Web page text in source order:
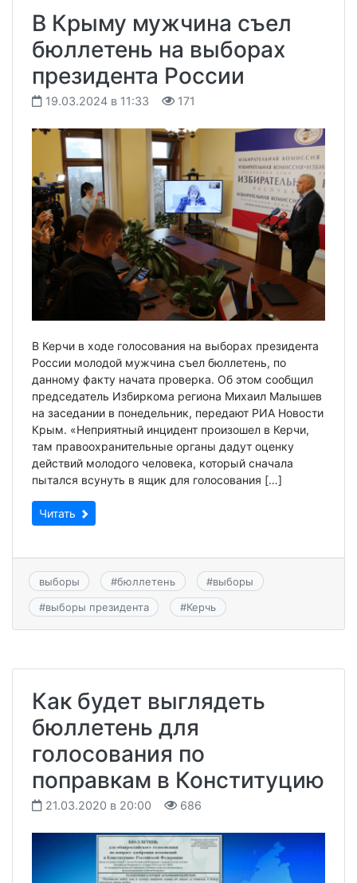
В Крыму мужчина съел
бюллетень на выборах
президента России
19.03.2024 в 11:33 171
В Керчи в ходе голосования на выборах президента
России молодой мужчина съел бюллетень, по
данному факту начата проверка. Об этом сообщил
председатель Избиркома региона Михаил Малышев
на заседании в понедельник, передают РИА Новости
Крым. «Неприятный инцидент произошел в Керчи,
там правоохранительные органы дадут оценку
действий молодого человека, который сначала
пытался всунуть в ящик для голосования […]
Читать
выборы #бюллетень #выборы
#выборы президента #Керчь
Как будет выглядеть
бюллетень для
голосования по
поправкам в Конституцию
21.03.2020 в 20:00 686